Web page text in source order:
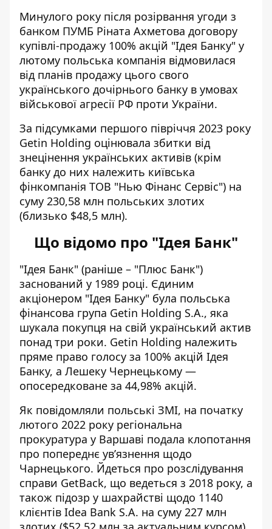
Минулого року після розірвання угоди з
банком ПУМБ Ріната Ахметова договору
купівлі-продажу 100% акцій "Ідея Банку" у
лютому польська компанія відмовилася
від планів продажу цього свого
українського дочірнього банку в умовах
військової агресії РФ проти України.
За підсумками першого півріччя 2023 року
Getin Holding оцінювала збитки від
знецінення українських активів (крім
банку до них належить київська
фінкомпанія ТОВ "Нью Фінанс Сервіс") на
суму 230,58 млн польських злотих
(близько $48,5 млн).
Що відомо про "Ідея Банк"
"Ідея Банк" (раніше – "Плюс Банк")
заснований у 1989 році. Єдиним
акціонером "Ідея Банку" була польська
фінансова група Getin Holding S.A., яка
шукала покупця на свій український актив
понад три роки. Getin Holding належить
пряме право голосу за 100% акцій Ідея
Банку, а Лешеку Чернецькому —
опосередковане за 44,98% акцій.
Як повідомляли польські ЗМІ, на початку
лютого 2022 року регіональна
прокуратура у Варшаві подала клопотання
про попереднє ув’язнення щодо
Чарнецького. Йдеться про розслідування
справи GetBack, що ведеться з 2018 року, а
також підозр у шахрайстві щодо 1140
клієнтів Idea Bank S.A. на суму 227 млн